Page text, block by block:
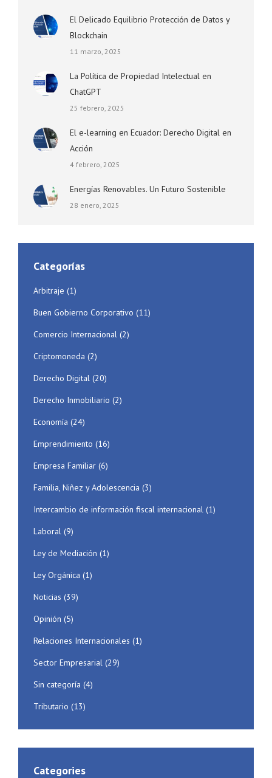
El Delicado Equilibrio Protección de Datos y
Blockchain
11 marzo, 2025
La Política de Propiedad Intelectual en
ChatGPT
25 febrero, 2025
El e-learning en Ecuador: Derecho Digital en
Acción
4 febrero, 2025
Energías Renovables. Un Futuro Sostenible
28 enero, 2025
Categorías
Arbitraje (1)
Buen Gobierno Corporativo (11)
Comercio Internacional (2)
Criptomoneda (2)
Derecho Digital (20)
Derecho Inmobiliario (2)
Economía (24)
Emprendimiento (16)
Empresa Familiar (6)
Familia, Niñez y Adolescencia (3)
Intercambio de información fiscal internacional (1)
Laboral (9)
Ley de Mediación (1)
Ley Orgánica (1)
Noticias (39)
Opinión (5)
Relaciones Internacionales (1)
Sector Empresarial (29)
Sin categoría (4)
Tributario (13)
Categories